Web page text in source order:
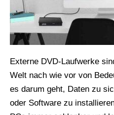
Externe DVD-Laufwerke
Welt nach wie vor von
es darum geht, Daten zu
oder Software zu